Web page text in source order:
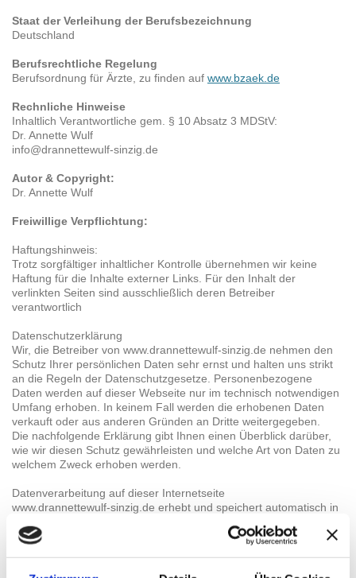
Staat der Verleihung der Berufsbezeichnung
Deutschland
Berufsrechtliche Regelung
Berufsordnung für Ärzte, zu finden auf www.bzaek.de
Rechnliche Hinweise
Inhaltlich Verantwortliche gem. § 10 Absatz 3 MDStV:
Dr. Annette Wulf
info@drannettewulf-sinzig.de
Autor & Copyright:
Dr. Annette Wulf
Freiwillige Verpflichtung:
Haftungshinweis:
Trotz sorgfältiger inhaltlicher Kontrolle übernehmen wir keine
Haftung für die Inhalte externer Links. Für den Inhalt der
verlinkten Seiten sind ausschließlich deren Betreiber
verantwortlich
Datenschutzerklärung
Wir, die Betreiber von www.drannettewulf-sinzig.de nehmen den
Schutz Ihrer persönlichen Daten sehr ernst und halten uns strikt
an die Regeln der Datenschutzgesetze. Personenbezogene
Daten werden auf dieser Webseite nur im technisch notwendigen
Umfang erhoben. In keinem Fall werden die erhobenen Daten
verkauft oder aus anderen Gründen an Dritte weitergegeben.
Die nachfolgende Erklärung gibt Ihnen einen Überblick darüber,
wie wir diesen Schutz gewährleisten und welche Art von Daten zu
welchem Zweck erhoben werden.
Datenverarbeitung auf dieser Internetseite
www.drannettewulf-sinzig.de erhebt und speichert automatisch in
ihren Server Log Files Informationen, die Ihr Browser an uns
übermittelt. Dies sind: